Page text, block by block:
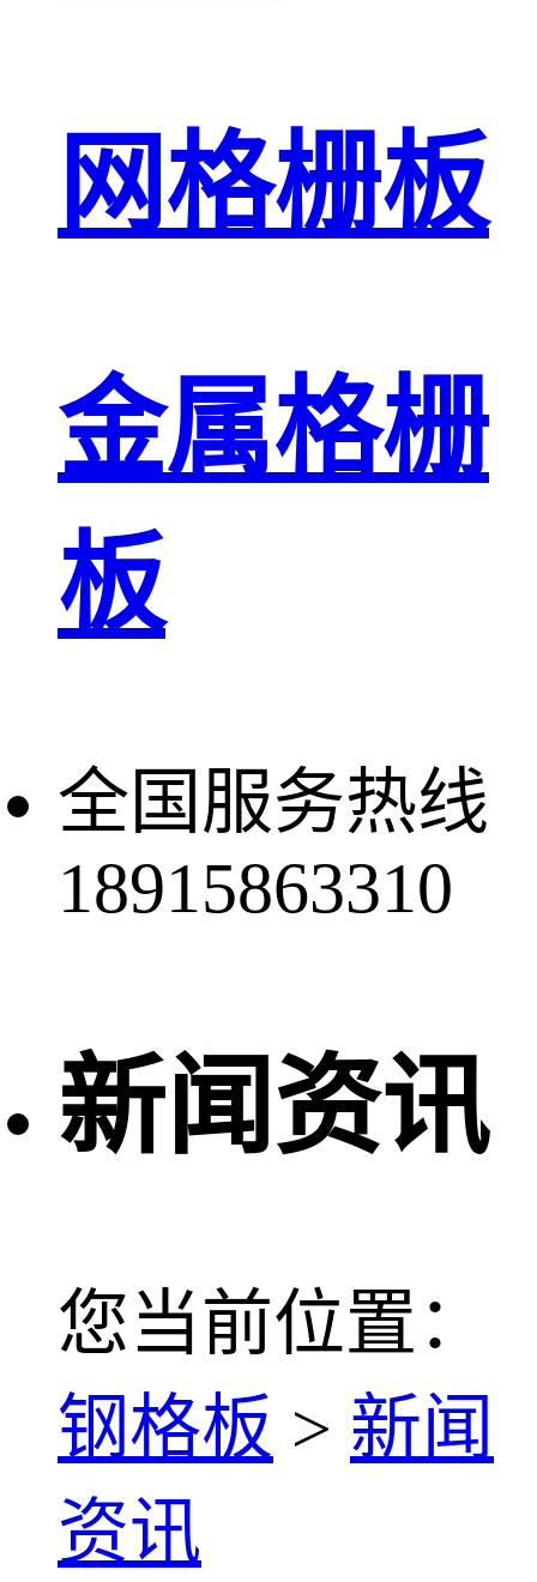
网格栅板
金属格栅
板
全国服务热线
18915863310
新闻资讯
您当前位置：
钢格板 > 新闻
资讯